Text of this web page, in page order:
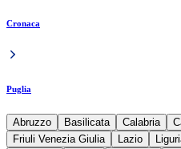
Cronaca
Puglia
Abruzzo Basilicata Calabria
Friuli Venezia Giulia
Lazio